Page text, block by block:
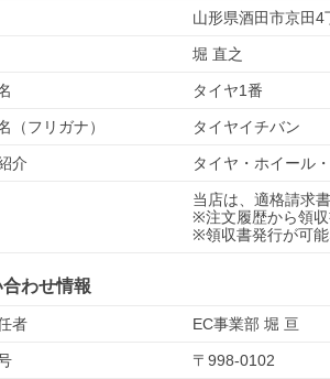
山形県酒田市京田4
堀 直之
タイヤ1番
（フリガナ） タイヤイチバン
介 タイヤ・ホイール
当店は、適格請求
※注文履歴から領収
※領収書発行が可
わせ情報
者 EC事業部 堀 亘
〒 998-0102